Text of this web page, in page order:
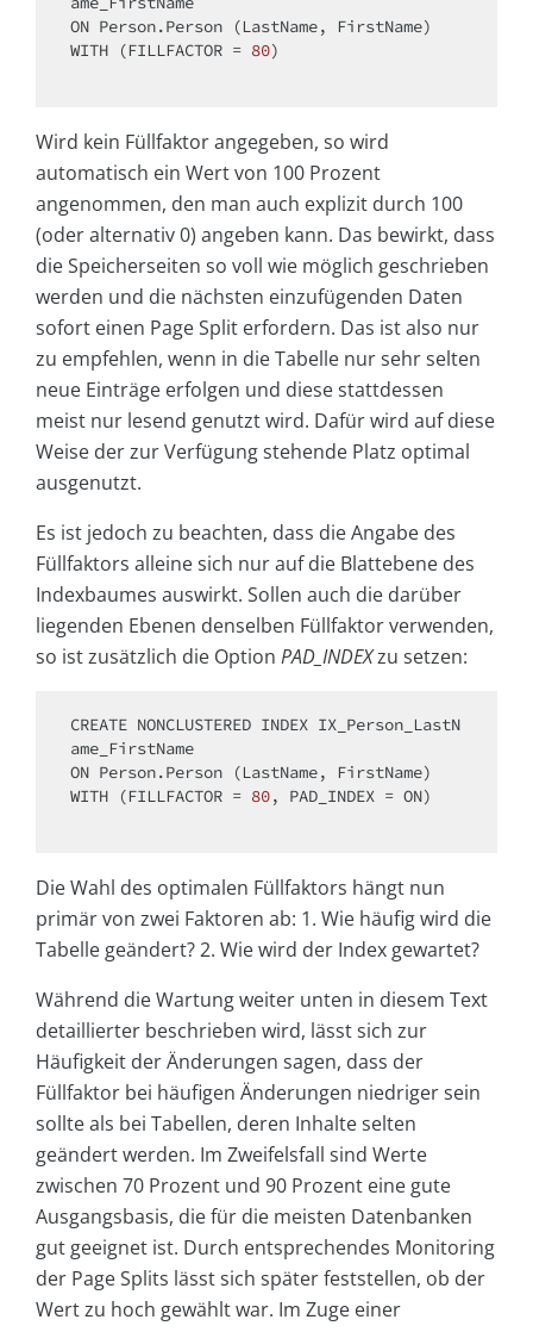
ON
WITH (FILLFACTOR = 80)
Wird kein Füllfaktor angegeben, so wird
automatisch ein Wert von 100 Prozent
angenommen, den man auch explizit durch 100
(oder alternativ 0) angeben kann. Das bewirkt, dass
die Speicherseiten so voll wie möglich geschrieben
werden und die nächsten einzufügenden Daten
sofort einen Page Split erfordern. Das ist also nur
zu empfehlen, wenn in die Tabelle nur sehr selten
neue Einträge erfolgen und diese stattdessen
meist nur lesend genutzt wird. Dafür wird auf diese
Weise der zur Verfügung stehende Platz optimal
ausgenutzt.
Es ist jedoch zu beachten, dass die Angabe des
Füllfaktors alleine sich nur auf die Blattebene des
Indexbaumes auswirkt. Sollen auch die darüber
liegenden Ebenen denselben Füllfaktor verwenden,
so ist zusätzlich die Option PAD_INDEXzu setzen:
CREATE NONCLUSTERED INDEX IX_Person_LastN
ON
WITH (FILLFACTOR = 80, PAD_INDEX = ON)
Die Wahl des optimalen Füllfaktors hängt nun
primär von zwei Faktoren ab: 1. Wie häufig wird die
Tabelle geändert? 2. Wie wird der Index gewartet?
Während die Wartung weiter unten in diesem Text
detaillierter beschrieben wird, lässt sich zur
Häufigkeit der Änderungen sagen, dass der
Füllfaktor bei häufigen Änderungen niedriger sein
sollte als bei Tabellen, deren Inhalte selten
geändert werden. Im Zweifelsfall sind Werte
zwischen 70 Prozent und 90 Prozent eine gute
Ausgangsbasis, die für die meisten Datenbanken
gut geeignet ist. Durch entsprechendes Monitoring
der Page Splits lässt sich später feststellen, ob der
Wert zu hoch gewählt war. Im Zuge einer